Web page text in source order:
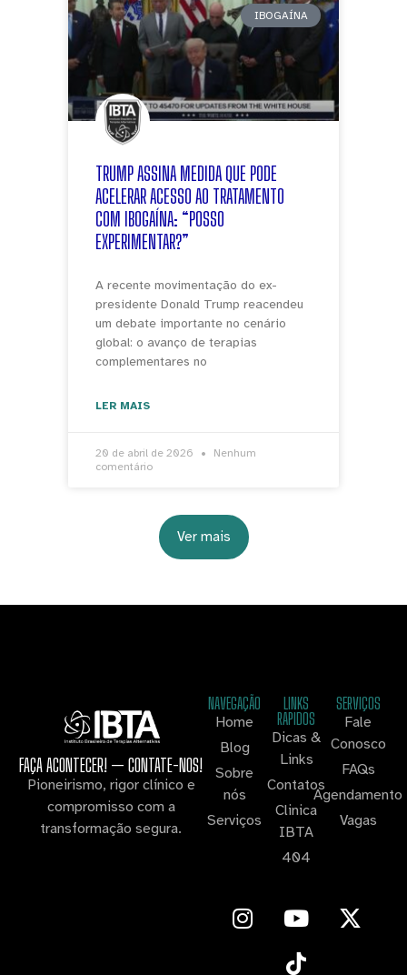
IBOGAÍNA
TRUMP ASSINA MEDIDA QUE PODE
ACELERAR ACESSO AO TRATAMENTO
COM IBOGAÍNA: “POSSO
EXPERIMENTAR?”
A recente movimentação do ex-
presidente Donald Trump reacendeu
um debate importante no cenário
global: o avanço de terapias
complementares no
LER MAIS
20 de abril de 2026
Nenhum
comentário
Ver mais
FAÇA ACONTECER! — CONTATE-NOS!
Pioneirismo, rigor clínico e
compromisso com a
transformação segura.
NAVEGAÇÃO
Home
Blog
Sobre
nós
Serviços
LINKS
RAPIDOS
Dicas &
Links
Contatos
Clinica
IBTA
404
SERVIÇOS
Fale
Conosco
FAQs
Agendamento
Vagas